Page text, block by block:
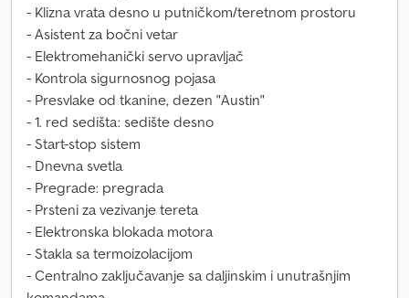
- Klizna vrata desno u putničkom/teretnom prostoru
- Asistent za bočni vetar
- Elektromehanički servo upravljač
- Kontrola sigurnosnog pojasa
- Presvlake od tkanine, dezen "Austin"
- 1. red sedišta: sedište desno
- Start-stop sistem
- Dnevna svetla
- Pregrade: pregrada
- Prsteni za vezivanje tereta
- Elektronska blokada motora
- Stakla sa termoizolacijom
- Centralno zaključavanje sa daljinskim i unutrašnjim